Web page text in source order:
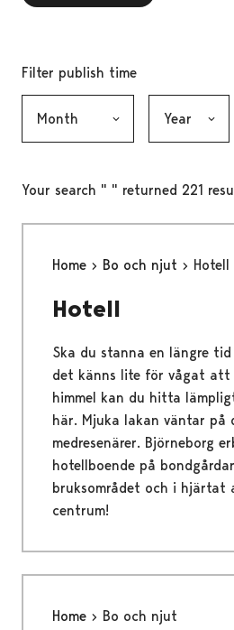
Filter publish time
Your search " " returned 221
Home Bo och njut Hotell
Hotell
Ska du stanna en längre
det känns lite för vågat att
himmel kan du hitta
här. Mjuka lakan väntar på
medresenärer. Björneborg
hotellboende på
bruksområdet och i hjärtat
centrum!
Home Bo och njut